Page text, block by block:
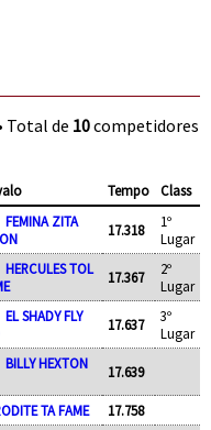
Total de 10competidores
Tempo Class
FEMINA ZITA
17.318
1º
Lugar
HERCULES TOL
17.367
2º
Lugar
EL SHADY FLY
17.637
3º
Lugar
BILLY HEXTON
17.639
TA FAME 17.758